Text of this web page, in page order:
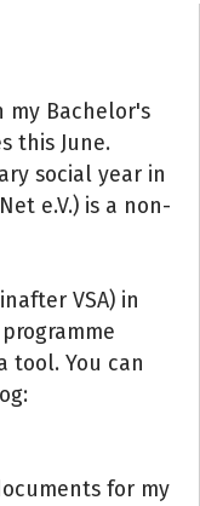
my Bachelor's
this June.
social year in
e.V.) is a non-
VSA) in
tool. You can
for my